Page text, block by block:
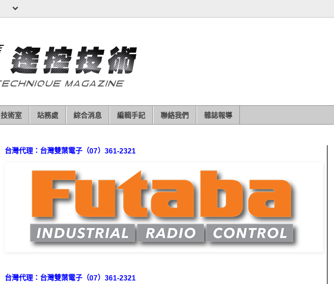
技術室 站務處 綜合消息 編輯手記 聯絡我們 雜誌報導
台灣代理：台灣雙葉電子（07）361-2321
台灣代理：台灣雙葉電子（07）361-2321